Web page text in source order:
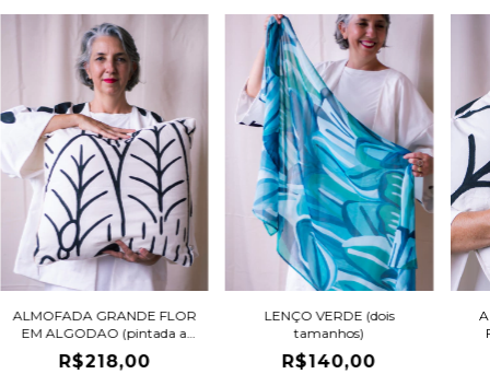
ALMOFADA GRANDE FLOR
EM ALGODAO (pintada a
mão)
R$218,00
LENÇO VERDE (dois
tamanhos)
R$140,00